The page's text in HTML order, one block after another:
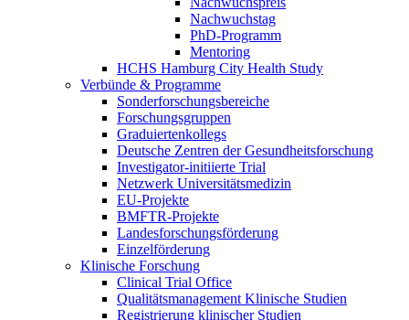
Nachwuchstag
PhD-Programm
Mentoring
HCHS Hamburg City Health Study
Verbünde & Programme
Sonderforschungsbereiche
Forschungsgruppen
Graduiertenkollegs
Deutsche Zentren der Gesundheitsforschung
Investigator-initiierte Trial
Netzwerk Universitätsmedizin
EU-Projekte
BMFTR-Projekte
Landesforschungsförderung
Einzelförderung
Klinische Forschung
Clinical Trial Office
Qualitätsmanagement Klinische Studien
Registrierung klinischer Studien